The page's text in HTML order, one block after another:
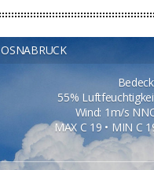
OSNABRÜCK
55%
Wind: 1m/s
MAX C 19 • MIN C